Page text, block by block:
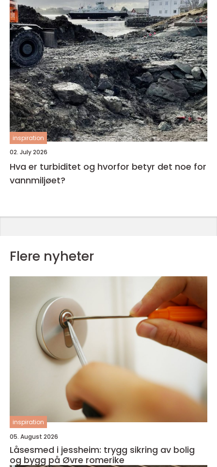
inspiration
02. July 2026
Hva er turbiditet og hvorfor betyr det noe for
vannmiljøet?
Flere nyheter
inspiration
05. August 2026
Låsesmed i jessheim: trygg sikring av bolig
og bygg på Øvre romerike